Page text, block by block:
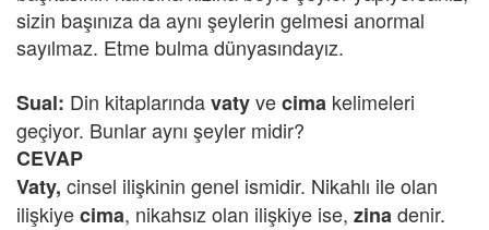
sizin başınıza da aynı şeylerin gelmesi anormal
sayılmaz. Etme bulma dünyasındayız.
Sual: Din kitaplarındavatyvecima kelimeleri
geçiyor. Bunlar aynı şeyler midir?
CEVAP
Vaty, cinsel ilişkinin genel ismidir. Nikahlı ile olan
ilişkiyecima, nikahsız olan ilişkiye ise, zinadenir.